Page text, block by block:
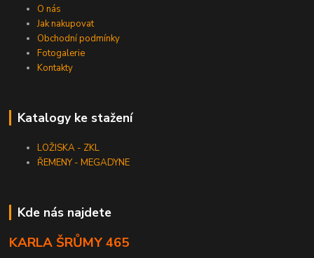
O nás
Jak nakupovat
Obchodní podmínky
Fotogalerie
Kontakty
Katalogy ke stažení
LOŽISKA - ZKL
ŘEMENY - MEGADYNE
Kde nás najdete
KARLA ŠRŮMY 465